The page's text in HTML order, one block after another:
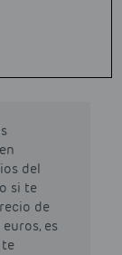
del
si te
de
es